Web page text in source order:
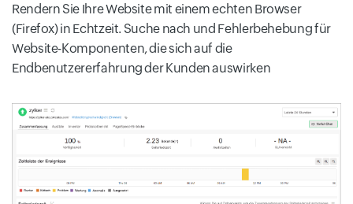
Rendern Sie Ihre Website mit einem echten Browser
(Firefox) in Echtzeit. Suche nach und Fehlerbehebung für
Website-Komponenten, die sich auf die
Endbenutzererfahrung der Kunden auswirken